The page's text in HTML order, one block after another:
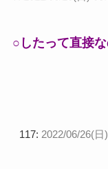
○したって直接
117: 2022/06/26(